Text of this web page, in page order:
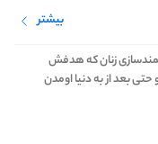
بیشتر
زنان که هدفش
حتی بعد از به دنیا اومدن